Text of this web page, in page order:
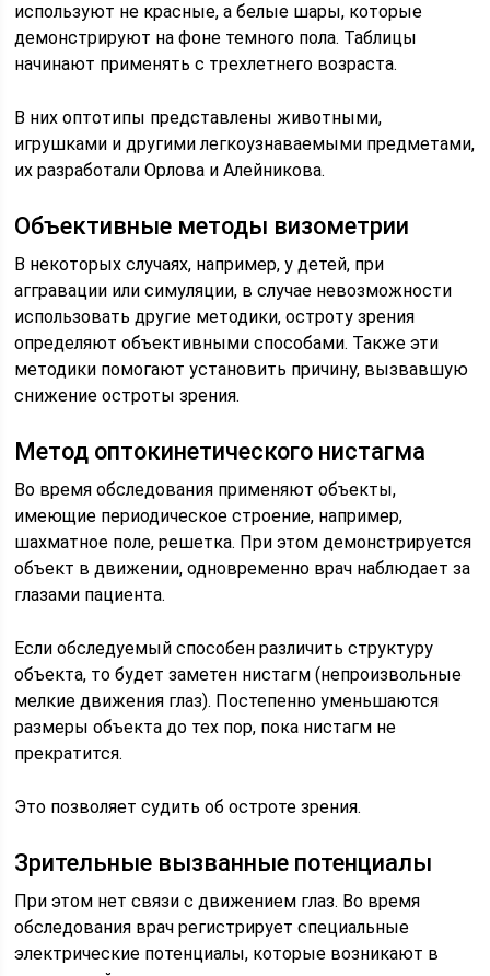
используют не красные, а белые шары, которые
демонстрируют на фоне темного пола. Таблицы
начинают применять с трехлетнего возраста.
В них оптотипы представлены животными,
игрушками и другими легкоузнаваемыми предметами,
их разработали Орлова и Алейникова.
Объективные методы визометрии
В некоторых случаях, например, у детей, при
аггравации или симуляции, в случае невозможности
использовать другие методики, остроту зрения
определяют объективными способами. Также эти
методики помогают установить причину, вызвавшую
снижение остроты зрения.
Метод оптокинетического нистагма
Во время обследования применяют объекты,
имеющие периодическое строение, например,
шахматное поле, решетка. При этом демонстрируется
объект в движении, одновременно врач наблюдает за
глазами пациента.
Если обследуемый способен различить структуру
объекта, то будет заметен нистагм (непроизвольные
мелкие движения глаз). Постепенно уменьшаются
размеры объекта до тех пор, пока нистагм не
прекратится.
Это позволяет судить об остроте зрения.
Зрительные вызванные потенциалы
При этом нет связи с движением глаз. Во время
обследования врач регистрирует специальные
электрические потенциалы, которые возникают в